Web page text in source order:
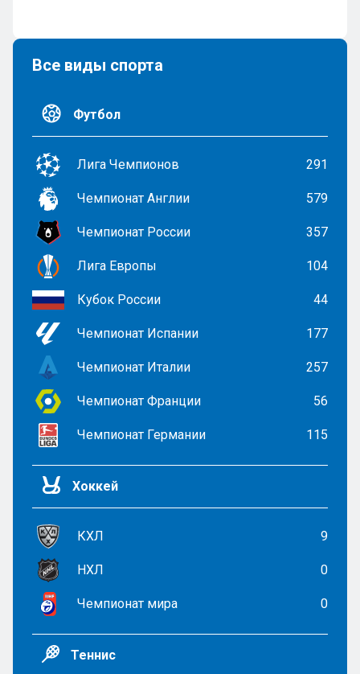
Все виды спорта
Футбол
Лига Чемпионов 291
Чемпионат Англии 579
Чемпионат России 357
Лига Европы 104
Кубок России 44
Чемпионат Испании 177
Чемпионат Италии 257
Чемпионат Франции 56
Чемпионат Германии 115
Хоккей
КХЛ 9
НХЛ 0
Чемпионат мира 0
Теннис